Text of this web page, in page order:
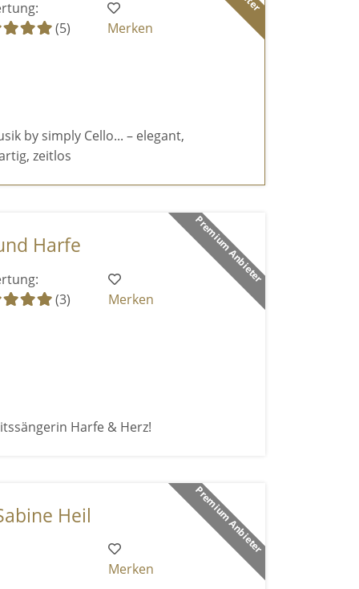
(5)
Merken
by simply Cello... – elegant,
zeitlos
Premium Anbieter
Harfe
(3)
Merken
Harfe & Herz!
Premium Anbieter
Heil
Merken